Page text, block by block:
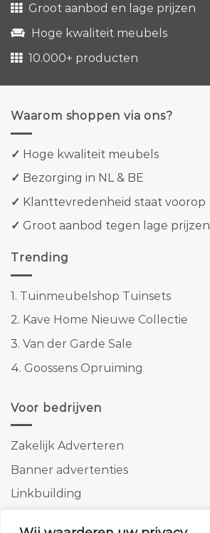
Groot aanbod en lage prijzen
Hoge kwaliteit meubels
10.000+ producten
Waarom shoppen via ons?
✓ Hoge kwaliteit meubels
✓ Bezorging in NL & BE
✓ Klanttevredenheid staat voorop
✓ Groot aanbod tegen lage prijzen
Trending
1. Tuinmeubelshop Tuinsets
2. Kave Home Nieuwe Collectie
3. Van der Garde Sale
4. Goossens Opruiming
Voor bedrijven
Zakelijk Adverteren
Banner advertenties
Linkbuilding